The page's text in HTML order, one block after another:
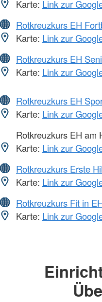
Karte: Link zur
Rotkreuzkurs EH
Karte: Link zur
Rotkreuzkurs EH
Karte: Link zur
Rotkreuzkurs EH
Karte: Link zur
Rotkreuzkurs EH am
Karte: Link zur
Rotkreuzkurs Erste
Karte: Link zur
Rotkreuzkurs Fit in
Karte: Link zur